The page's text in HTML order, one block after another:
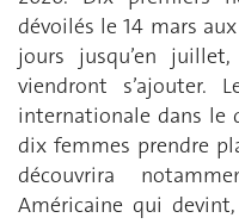
dévoilés le 14 mars
jours jusqu’en
viendront s’ajouter.
internationale dans le
dix femmes prendre
découvrira
Américaine qui